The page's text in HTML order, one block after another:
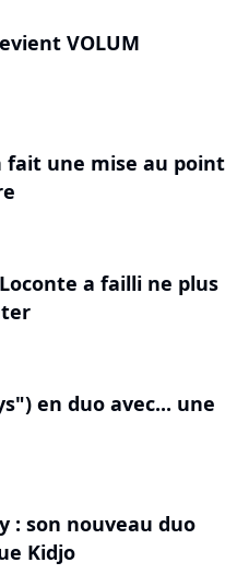
VOLUM
fait une mise au point
a failli ne plus
en duo avec... une
: son nouveau duo
Kidjo